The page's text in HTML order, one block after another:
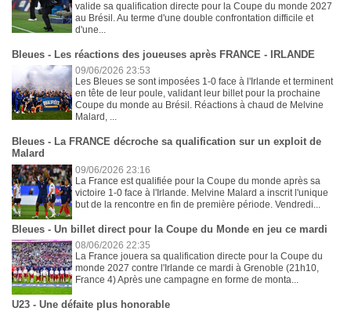
valide sa qualification directe pour la Coupe du monde 2027
au Brésil. Au terme d'une double confrontation difficile et
d'une...
Bleues - Les réactions des joueuses après FRANCE - IRLANDE
09/06/2026 23:53
Les Bleues se sont imposées 1-0 face à l'Irlande et terminent
en tête de leur poule, validant leur billet pour la prochaine
Coupe du monde au Brésil. Réactions à chaud de Melvine
Malard, ...
Bleues - La FRANCE décroche sa qualification sur un exploit de
Malard
09/06/2026 23:16
La France est qualifiée pour la Coupe du monde après sa
victoire 1-0 face à l'Irlande. Melvine Malard a inscrit l'unique
but de la rencontre en fin de première période. Vendredi...
Bleues - Un billet direct pour la Coupe du Monde en jeu ce mardi
08/06/2026 22:35
La France jouera sa qualification directe pour la Coupe du
monde 2027 contre l'Irlande ce mardi à Grenoble (21h10,
France 4) Après une campagne en forme de monta...
U23 - Une défaite plus honorable